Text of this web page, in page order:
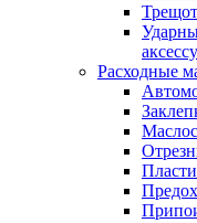
Расходные